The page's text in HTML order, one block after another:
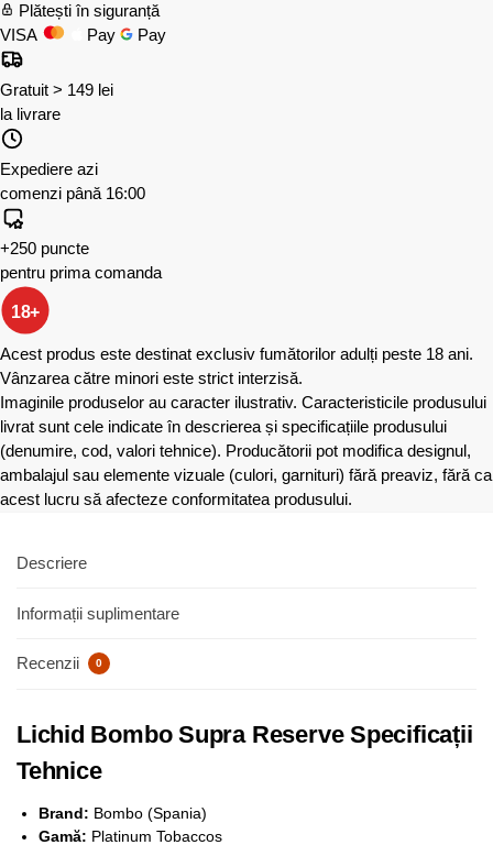
Plătești în siguranță
VISA
Pay Pay
Gratuit > 149 lei
la livrare
Expediere azi
comenzi până 16:00
+250 puncte
pentru prima comanda
18+
Acest produs este destinat exclusiv fumătorilor adulți peste 18 ani.
Vânzarea către minori este strict interzisă.
Imaginile produselor au caracter ilustrativ. Caracteristicile produsului
livrat sunt cele indicate în descrierea și specificațiile produsului
(denumire, cod, valori tehnice). Producătorii pot modifica designul,
ambalajul sau elemente vizuale (culori, garnituri) fără preaviz, fără ca
acest lucru să afecteze conformitatea produsului.
Descriere
Informații suplimentare
Recenzii 0
Lichid Bombo Supra Reserve Specificații
Tehnice
Brand: Bombo (Spania)
Gamă: Platinum Tobaccos